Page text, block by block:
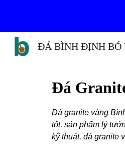
ĐÁ BÌNH ĐỊNH BÓ
Đá
Đá granite vàng
tốt, sản phẩm lý
kỹ thuật, đá granite